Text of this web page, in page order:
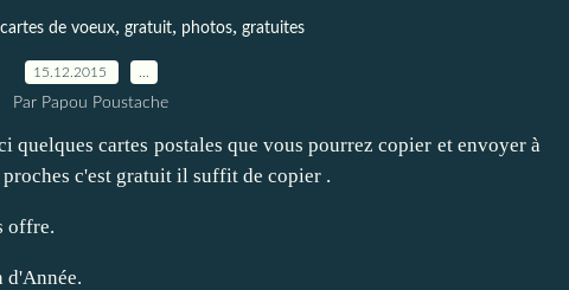
cartes de voeux, gratuit, photos, gratuites
15.12.2015
Par Papou Poustache
quelques cartes postales que vous pourrez copier et envoyer à
proches c'est gratuit il suffit de copier .
offre.
d'Année.